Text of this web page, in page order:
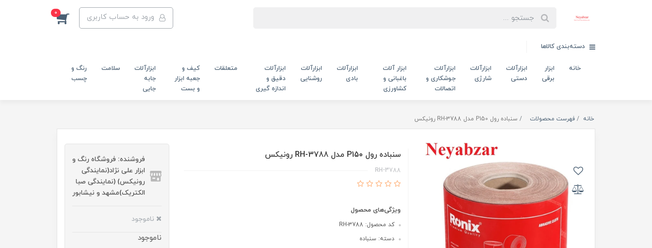
ورود به حساب کاربری 0
دسته‌بندی کالاها
خانه
ابزار
برقی
ابزارآلات
دستی
ابزارآلات
شارژی
ابزارآلات
جوشکاری و
اتصالات
ابزار آلات
باغبانی و
کشاورزی
ابزارآلات
بادی
ابزارآلات
روشنایی
ابزارآلات
دقیق و
اندازه گیری
متعلقات
کیف و
جعبه ابزار
و بست
ابزارآلات
جابه
جایی
سلامت
رنگ و
چسب
خانه فهرست محصولات سنباده رول P150 مدل RH-3788 رونیکس
سنباده رول P150 مدل RH-3788 رونیکس
RH-3788
ویژگی‌های محصول
کد محصول: RH-3788
دسته: سنباده
فروشنده: فروشگاه رنگ و
ابزار علی نژاد(نمایندگی
رونیکس) (نمایندگی صبا
الکتریک)مشهد و نیشابور
ناموجود
ناموجود